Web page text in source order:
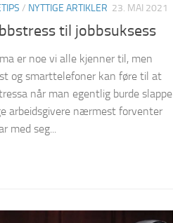
/ NYTTIGE ARTIKLER 23. MAI 2021
til jobbsuksess
er noe vi alle kjenner til, men
og smarttelefoner kan føre til at
når man egentlig burde slappe
arbeidsgivere nærmest forventer
med seg...